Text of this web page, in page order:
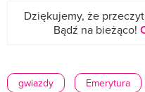
Dziękujemy, że
Bądź na bieżąco!
gwiazdy Emerytura